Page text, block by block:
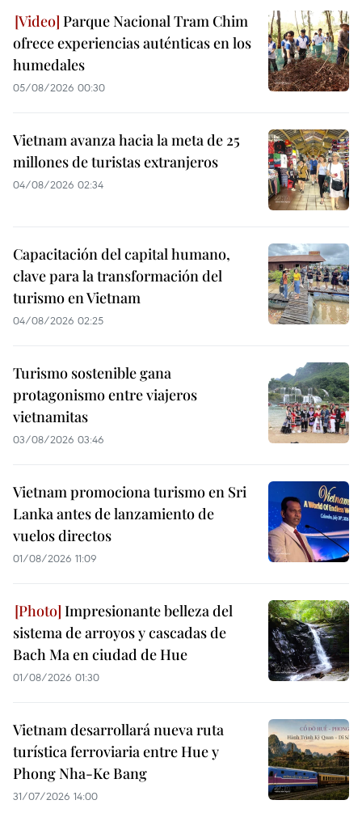
Parque Nacional Tram Chim
ofrece experiencias auténticas en los
humedales
05/08/2026 00:30
Vietnam avanza hacia la meta de 25
millones de turistas extranjeros
04/08/2026 02:34
Capacitación del capital humano,
clave para la transformación del
turismo en Vietnam
04/08/2026 02:25
Turismo sostenible gana
protagonismo entre viajeros
vietnamitas
03/08/2026 03:46
Vietnam promociona turismo en Sri
Lanka antes de lanzamiento de
vuelos directos
01/08/2026 11:09
Impresionante belleza del
sistema de arroyos y cascadas de
Bach Ma en ciudad de Hue
01/08/2026 01:30
Vietnam desarrollará nueva ruta
turística ferroviaria entre Hue y
Phong Nha-Ke Bang
31/07/2026 14:00